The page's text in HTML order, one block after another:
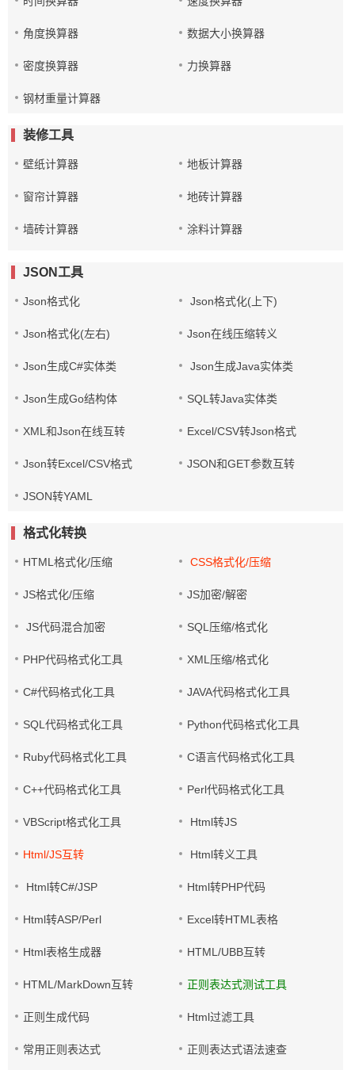
角度换算器 数据大小换算器
密度换算器 力换算器
钢材重量计算器
装修工具
壁纸计算器 地板计算器
窗帘计算器 地砖计算器
墙砖计算器 涂料计算器
JSON工具
Json格式化 Json格式化(上下)
Json格式化(左右) Json在线压缩转义
Json生成C#实体类 Json生成Java实体类
Json生成Go结构体 SQL转Java实体类
XML和Json在线互转 Excel/CSV转Json格式
Json转Excel/CSV格式 JSON和GET参数互转
JSON转YAML
格式化转换
HTML格式化/压缩 CSS格式化/压缩
JS格式化/压缩 JS加密/解密
JS代码混合加密 SQL压缩/格式化
PHP代码格式化工具 XML压缩/格式化
C#代码格式化工具 JAVA代码格式化工具
SQL代码格式化工具 Python代码格式化工具
Ruby代码格式化工具 C语言代码格式化工具
C++代码格式化工具 Perl代码格式化工具
VBScript格式化工具 Html转JS
Html/JS互转 Html转义工具
Html转C#/JSP Html转PHP代码
Html转ASP/Perl Excel转HTML表格
Html表格生成器 HTML/UBB互转
HTML/MarkDown互转 正则表达式测试工具
正则生成代码 Html过滤工具
常用正则表达式 正则表达式语法速查